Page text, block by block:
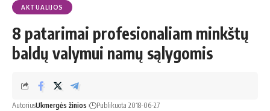
AKTUALIJOS
8 patarimai profesionaliam minkštų
baldų valymui namų sąlygomis
AutoriusUkmergės žinios Publikuota 2018-06-27